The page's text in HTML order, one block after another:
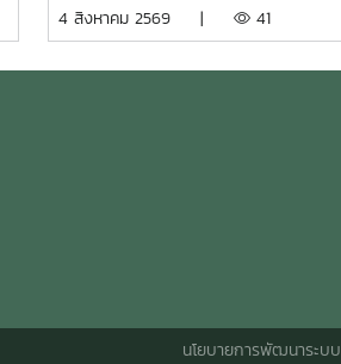
ช็อกโกแลตและผลิตภัณฑ์โกโก้
ราชสุดา ชั้น 2 สถาบันบริการตรวจ
4 สิงหาคม 2569 | 41
นโยบายการพัฒนาระบบ